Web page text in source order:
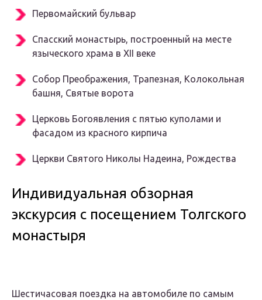
Первомайский бульвар
Спасский монастырь, построенный на месте
языческого храма в XII веке
Собор Преображения, Трапезная, Колокольная
башня, Святые ворота
Церковь Богоявления с пятью куполами и
фасадом из красного кирпича
Церкви Святого Николы Надеина, Рождества
Индивидуальная обзорная
экскурсия с посещением Толгского
монастыря
Шестичасовая поездка на автомобиле по самым